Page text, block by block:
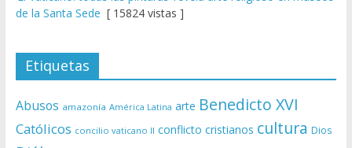
de la Santa Sede [ 15824 vistas ]
Etiquetas
Abusos amazonía América Latina arte Benedicto XVI
Católicos concilio vaticano II conflicto cristianos cultura Dios